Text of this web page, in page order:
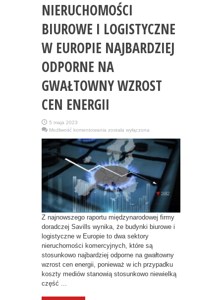
NIERUCHOMOŚCI
BIUROWE I LOGISTYCZNE
W EUROPIE NAJBARDZIEJ
ODPORNE NA
GWAŁTOWNY WZROST
CEN ENERGII
5 maja 2023
Możliwość komentowania NIERUCHOMOŚCI
I
LOGISTYCZNE
W
EUROPIE
NAJBARDZIEJ
ODPORNE
NA
GWAŁTOWNY
WZROST
CEN
ENERGII
została wyłączona
Z najnowszego raportu międzynarodowej firmy
doradczej Savills wynika, że budynki biurowe i
logistyczne w Europie to dwa sektory
nieruchomości komercyjnych, które są
stosunkowo najbardziej odporne na gwałtowny
wzrost cen energii, ponieważ w ich przypadku
koszty mediów stanowią stosunkowo niewielką
część ...